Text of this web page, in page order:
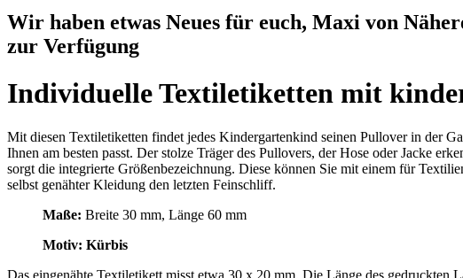
Wir haben etwas Neues für euch, Maxi von
zur Verfügung
Individuelle Textiletiketten mit
Mit diesen Textiletiketten findet jedes Kindergartenkind seinen Pullover in der
Ihnen am besten passt. Der stolze Träger des Pullovers, der Hose oder Jacke
sorgt die integrierte Größenbezeichnung. Diese können Sie mit einem für
selbst genähter Kleidung den letzten Feinschliff.
Maße: Breite 30 mm, Länge 60 mm
Motiv: Kürbis
Das eingenähte Textiletikett misst etwa 30 x 20 mm. Die Länge des